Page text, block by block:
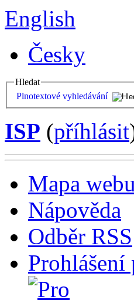
English
Česky
Hledat
Plnotextové vyhledávání
ISP (příhlásit
Mapa webu
Nápověda
Odběr RSS
Prohlášení